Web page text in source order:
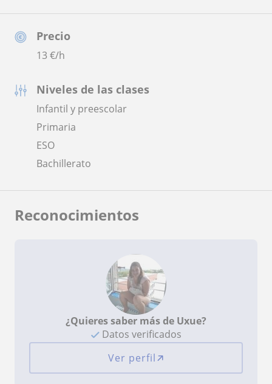
Precio
13 €/h
Niveles de las clases
Infantil y preescolar
Primaria
ESO
Bachillerato
Reconocimientos
¿Quieres saber más de Uxue?
Datos verificados
Ver perfil